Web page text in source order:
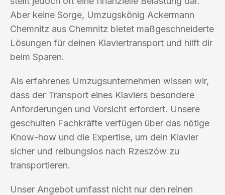
Aber keine Sorge, Umzugskönig Ackermann
Chemnitz aus Chemnitz bietet maßgeschneiderte
Lösungen für deinen Klaviertransport und hilft dir
beim Sparen.
Als erfahrenes Umzugsunternehmen wissen wir,
dass der Transport eines Klaviers besondere
Anforderungen und Vorsicht erfordert. Unsere
geschulten Fachkräfte verfügen über das nötige
Know-how und die Expertise, um dein Klavier
sicher und reibungslos nach Rzeszów zu
transportieren.
Unser Angebot umfasst nicht nur den reinen